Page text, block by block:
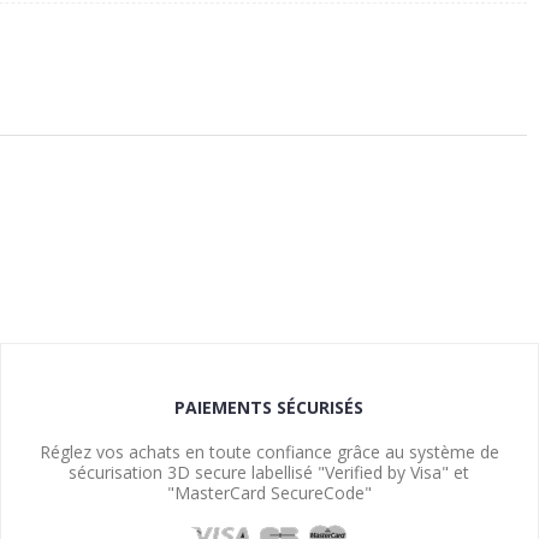
PAIEMENTS SÉCURISÉS
Réglez vos achats en toute confiance grâce au système de
sécurisation 3D secure labellisé "Verified by Visa" et
"MasterCard SecureCode"